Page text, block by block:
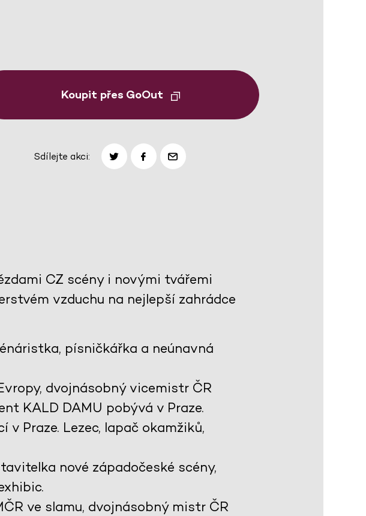
Koupit přes GoOut
Sdílejte akci:
CZ scény i novými tvářemi
vzduchu na nejlepší zahrádce
písničkářka a neúnavná
dvojnásobný vicemistr ČR
KALD DAMU pobývá v Praze.
Praze. Lezec, lapač okamžiků,
nové západočeské scény,
ve slamu, dvojnásobný mistr ČR